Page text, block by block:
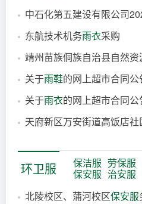
中石化第五建设有限公司
东航技术机务雨衣采购
靖州苗族侗族自治县自然
关于雨鞋的网上超市合同公
关于雨衣的网上超市合同公
环卫服 保洁服 劳保服
保安服 治安服
北陵校区、蒲河校区保安服